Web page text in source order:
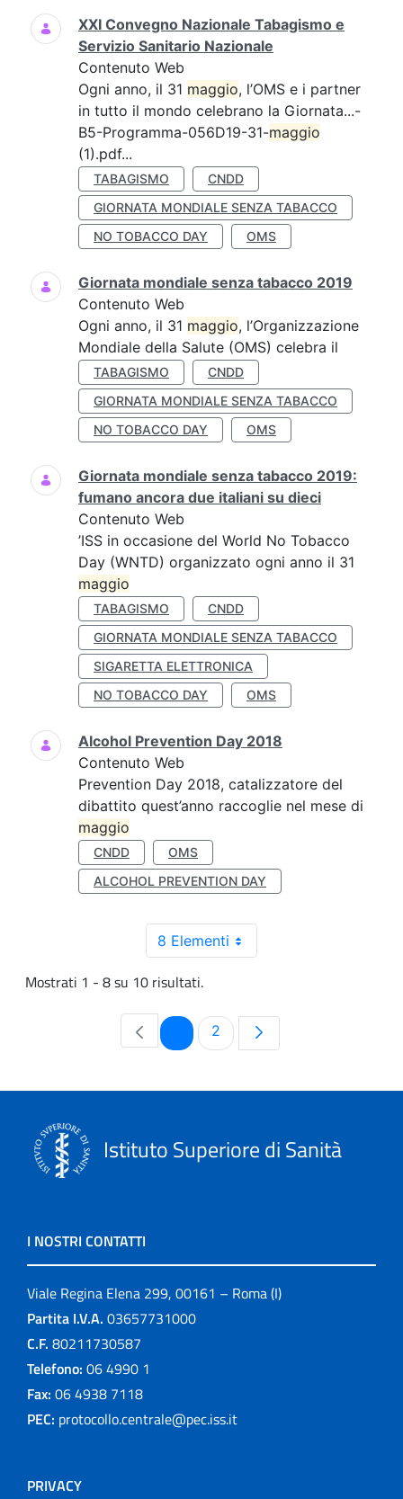
XXI Convegno Nazionale Tabagismo e
Servizio Sanitario Nazionale
Contenuto Web
Ogni anno, il 31 maggio, l’OMS e i partner
in tutto il mondo celebrano la Giornata...-
B5-Programma-056D19-31-maggio
(1).pdf...
TABAGISMO
CNDD
GIORNATA MONDIALE SENZA TABACCO
NO TOBACCO DAY
OMS
Giornata mondiale senza tabacco 2019
Contenuto Web
Ogni anno, il 31 maggio, l’Organizzazione
Mondiale della Salute (OMS) celebra il
TABAGISMO
CNDD
GIORNATA MONDIALE SENZA TABACCO
NO TOBACCO DAY
OMS
Giornata mondiale senza tabacco 2019:
fumano ancora due italiani su dieci
Contenuto Web
’ISS in occasione del World No Tobacco
Day (WNTD) organizzato ogni anno il 31
maggio
TABAGISMO
CNDD
GIORNATA MONDIALE SENZA TABACCO
SIGARETTA ELETTRONICA
NO TOBACCO DAY
OMS
Alcohol Prevention Day 2018
Contenuto Web
Prevention Day 2018, catalizzatore del
dibattito quest’anno raccoglie nel mese di
maggio
CNDD
OMS
ALCOHOL PREVENTION DAY
8 Elementi
Mostrati 1 - 8 su 10 risultati.
PaginaPagina
2
Istituto Superiore di Sanità
I NOSTRI CONTATTI
Viale Regina Elena 299, 00161 – Roma (I)
Partita I.V.A. 03657731000
C.F. 80211730587
Telefono: 06 4990 1
Fax: 06 4938 7118
PEC: protocollo.centrale@pec.iss.it
PRIVACY